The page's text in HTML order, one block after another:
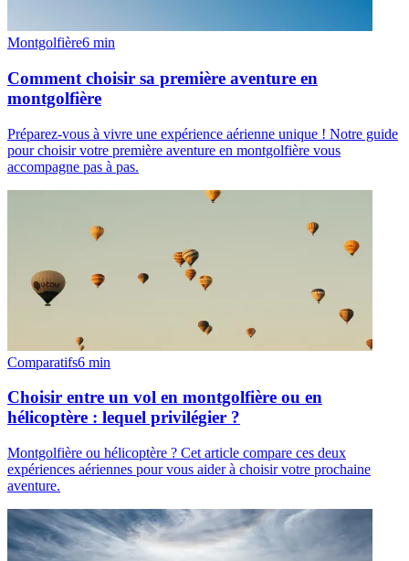
Montgolfière6 min
Comment choisir sa première aventure en
montgolfière
Préparez-vous à vivre une expérience aérienne unique ! Notre guide
pour choisir votre première aventure en montgolfière vous
accompagne pas à pas.
Comparatifs6 min
Choisir entre un vol en montgolfière ou en
hélicoptère : lequel privilégier ?
Montgolfière ou hélicoptère ? Cet article compare ces deux
expériences aériennes pour vous aider à choisir votre prochaine
aventure.